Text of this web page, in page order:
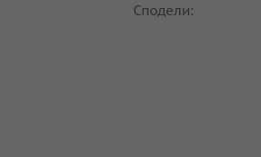
Сподели: